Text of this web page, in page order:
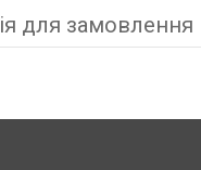
для замовлення